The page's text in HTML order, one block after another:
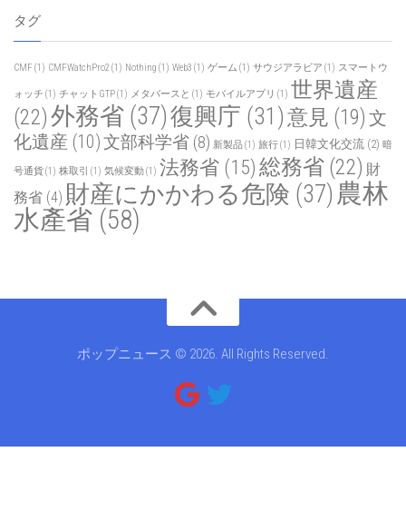
タグ
CMF (1) CMFWatchPro2 (1) Nothing (1) Web3 (1) ゲーム (1) サウジアラビア (1) スマートウ
ォッチ (1) チャットGTP(1) メタバースと (1) モバイルアプリ (1) 世界遺産
(22)外務省 (37)復興庁 (31)意見 (19) 文
化遺産 (10)文部科学省 (8) 新製品(1) 旅行(1) 日韓文化交流 (2) 暗
号通貨(1) 株取引 (1) 気候変動(1) 法務省 (15) 総務省 (22) 財
務省 (4) 財産にかかわる危険 (37) 農林
水產省 (58)
ポップニュース © 2026. All Rights Reserved.